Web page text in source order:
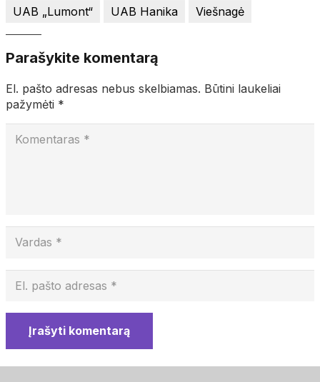
UAB „Lumont“
UAB Hanika Viešnagė
Parašykite komentarą
El. pašto adresas nebus skelbiamas. Būtini laukeliai
pažymėti *
Įrašyti komentarą